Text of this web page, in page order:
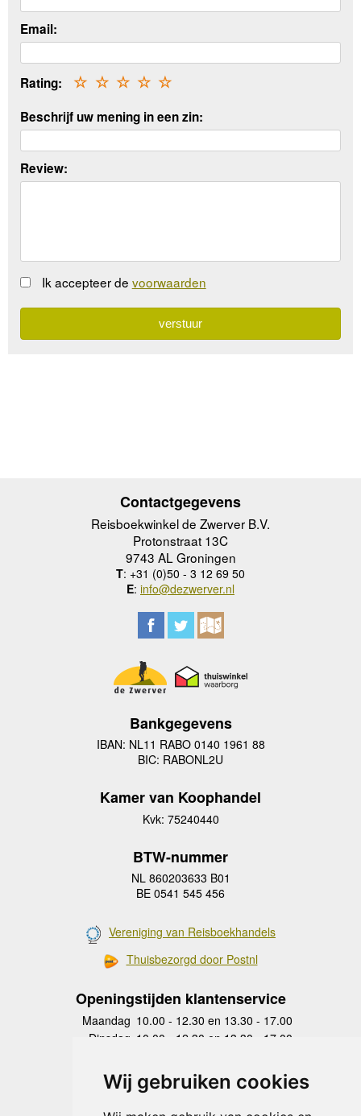
Wij gebruiken cookies
Email:
Rating: ☆
☆
☆
☆
☆
Beschrijf uw mening in een zin:
Review:
Ik accepteer de voorwaarden
Contactgegevens
Reisboekwinkel de Zwerver B.V.
Protonstraat 13C
9743 AL Groningen
T: +31 (0)50 - 3 12 69 50
E: info@dezwerver.nl
Bankgegevens
IBAN: NL11 RABO 0140 1961 88
BIC: RABONL2U
Kamer van Koophandel
Kvk: 75240440
BTW-nummer
NL 860203633 B01
BE 0541 545 456
Vereniging van Reisboekhandels
Thuisbezorgd door Postnl
Openingstijden klantenservice
Maandag 10.00 - 12.30 en 13.30 - 17.00
Dinsdag 10.00 - 12.30 en 13.30 - 17.00
Donderdag
10.00 - 12.30 en 13.30 - 17.00
Vrijdag 10.00 - 12.30 en 13.30 - 17.00
Zaterdag
gesloten